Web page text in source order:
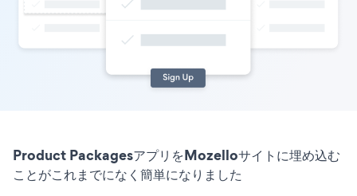
Product PackagesアプリをMozelloサイトに埋め込む
ことがこれまでになく簡単になりました